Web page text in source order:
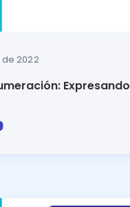
2022
Expresando